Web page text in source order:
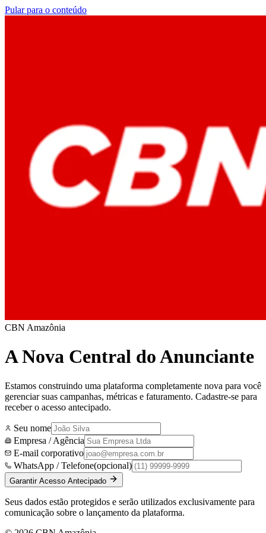
Pular para o conteúdo
CBN Amazônia
A Nova Central do Anunciante
Estamos construindo uma plataforma completamente nova para você
gerenciar suas campanhas, métricas e faturamento. Cadastre-se para
receber o acesso antecipado.
Seu nome
Empresa / Agência
E-mail corporativo
WhatsApp / Telefone(opcional)
Garantir Acesso Antecipado
Seus dados estão protegidos e serão utilizados exclusivamente para
comunicação sobre o lançamento da plataforma.